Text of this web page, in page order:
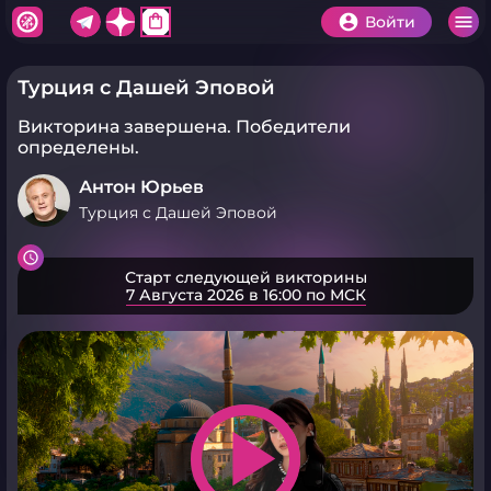
shopping_bag Войти
Турция с Дашей Эповой
Викторина завершена. Победители
определены.
Антон Юрьев
Турция с Дашей Эповой
Старт следующей викторины
7 Августа 2026 в 16:00 по МСК
play_arrow